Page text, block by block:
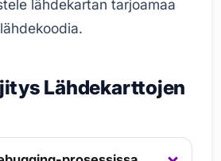
lähdekartan tarjoamaa
Lähdekarttojen